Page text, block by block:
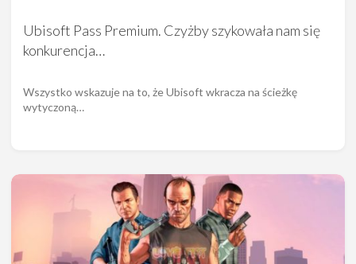
Ubisoft Pass Premium. Czyżby szykowała nam się
konkurencja…
Wszystko wskazuje na to, że Ubisoft wkracza na ścieżkę
wytyczoną…